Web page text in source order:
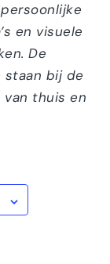
en visuele
De
staan bij de
van thuis en